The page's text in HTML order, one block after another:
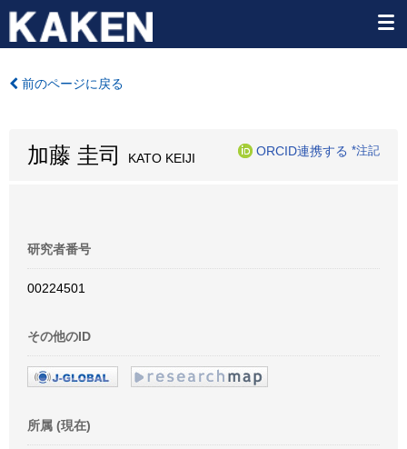
前のページに戻る
加藤 圭司 KATO KEIJI
ORCID連携する *注記
研究者番号
00224501
その他のID
所属 (現在)